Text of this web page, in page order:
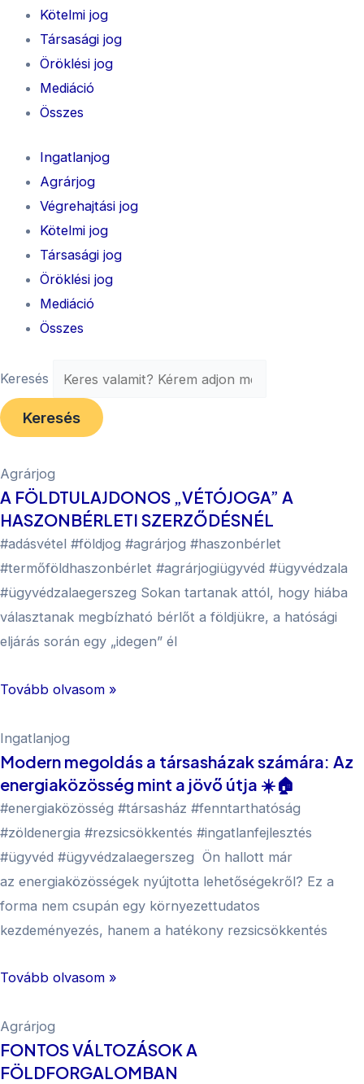
Kötelmi jog
Társasági jog
Öröklési jog
Mediáció
Összes
Ingatlanjog
Agrárjog
Végrehajtási jog
Kötelmi jog
Társasági jog
Öröklési jog
Mediáció
Összes
Keresés
Keresés
Agrárjog
A FÖLDTULAJDONOS „VÉTÓJOGA” A
HASZONBÉRLETI SZERZŐDÉSNÉL
#adásvétel #földjog #agrárjog #haszonbérlet
#termőföldhaszonbérlet #agrárjogiügyvéd #ügyvédzala
#ügyvédzalaegerszeg Sokan tartanak attól, hogy hiába
választanak megbízható bérlőt a földjükre, a hatósági
eljárás során egy „idegen” él
Tovább olvasom »
Ingatlanjog
Modern megoldás a társasházak számára: Az
energiaközösség mint a jövő útja ☀️🏠
#energiaközösség #társasház #fenntarthatóság
#zöldenergia #rezsicsökkentés #ingatlanfejlesztés
#ügyvéd #ügyvédzalaegerszeg Ön hallott már
az energiaközösségek nyújtotta lehetőségekről? Ez a
forma nem csupán egy környezettudatos
kezdeményezés, hanem a hatékony rezsicsökkentés
Tovább olvasom »
Agrárjog
FONTOS VÁLTOZÁSOK A
FÖLDFORGALOMBAN